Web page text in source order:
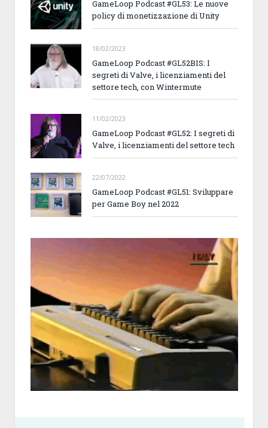
GameLoop Podcast #GL53: Le nuove
policy di monetizzazione di Unity
18/02/2023
GameLoop Podcast #GL52BIS: I
segreti di Valve, i licenziamenti del
settore tech, con Wintermute
11/02/2023
GameLoop Podcast #GL52: I segreti di
Valve, i licenziamenti del settore tech
22/07/2022
GameLoop Podcast #GL51: Sviluppare
per Game Boy nel 2022